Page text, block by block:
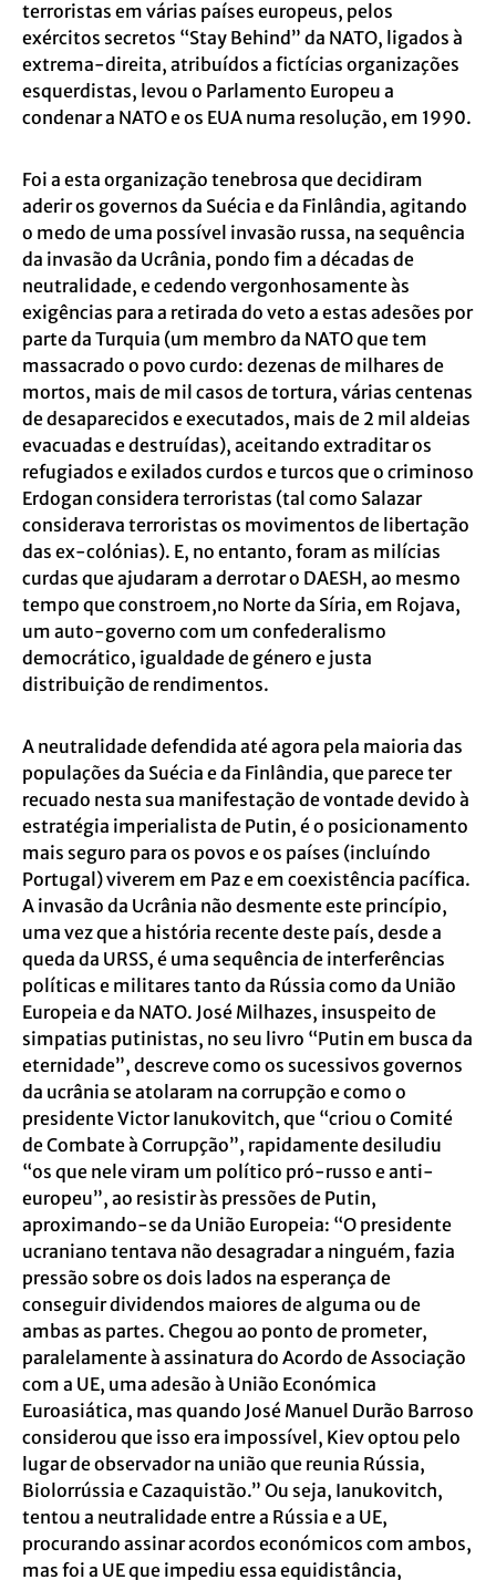
terroristas em várias países europeus, pelos
exércitos secretos “Stay Behind” da NATO, ligados à
extrema-direita, atribuídos a fictícias organizações
esquerdistas, levou o Parlamento Europeu a
condenar a NATO e os EUA numa resolução, em 1990.
Foi a esta organização tenebrosa que decidiram
aderir os governos da Suécia e da Finlândia, agitando
o medo de uma possível invasão russa, na sequência
da invasão da Ucrânia, pondo fim a décadas de
neutralidade, e cedendo vergonhosamente às
exigências para a retirada do veto a estas adesões por
parte da Turquia (um membro da NATO que tem
massacrado o povo curdo: dezenas de milhares de
mortos, mais de mil casos de tortura, várias centenas
de desaparecidos e executados, mais de 2 mil aldeias
evacuadas e destruídas), aceitando extraditar os
refugiados e exilados curdos e turcos que o criminoso
Erdogan considera terroristas (tal como Salazar
considerava terroristas os movimentos de libertação
das ex-colónias). E, no entanto, foram as milícias
curdas que ajudaram a derrotar o DAESH, ao mesmo
tempo que constroem,no Norte da Síria, em Rojava,
um auto-governo com um confederalismo
democrático, igualdade de género e justa
distribuição de rendimentos.
A neutralidade defendida até agora pela maioria das
populações da Suécia e da Finlândia, que parece ter
recuado nesta sua manifestação de vontade devido à
estratégia imperialista de Putin, é o posicionamento
mais seguro para os povos e os países (incluíndo
Portugal) viverem em Paz e em coexistência pacífica.
A invasão da Ucrânia não desmente este princípio,
uma vez que a história recente deste país, desde a
queda da URSS, é uma sequência de interferências
políticas e militares tanto da Rússia como da União
Europeia e da NATO. José Milhazes, insuspeito de
simpatias putinistas, no seu livro “Putin em busca da
eternidade”, descreve como os sucessivos governos
da ucrânia se atolaram na corrupção e como o
presidente Victor Ianukovitch, que “criou o Comité
de Combate à Corrupção”, rapidamente desiludiu
“os que nele viram um político pró-russo e anti-
europeu”, ao resistir às pressões de Putin,
aproximando-se da União Europeia: “O presidente
ucraniano tentava não desagradar a ninguém, fazia
pressão sobre os dois lados na esperança de
conseguir dividendos maiores de alguma ou de
ambas as partes. Chegou ao ponto de prometer,
paralelamente à assinatura do Acordo de Associação
com a UE, uma adesão à União Económica
Euroasiática, mas quando José Manuel Durão Barroso
considerou que isso era impossível, Kiev optou pelo
lugar de observador na união que reunia Rússia,
Biolorrússia e Cazaquistão.” Ou seja, Ianukovitch,
tentou a neutralidade entre a Rússia e a UE,
procurando assinar acordos económicos com ambos,
mas foi a UE que impediu essa equidistância,